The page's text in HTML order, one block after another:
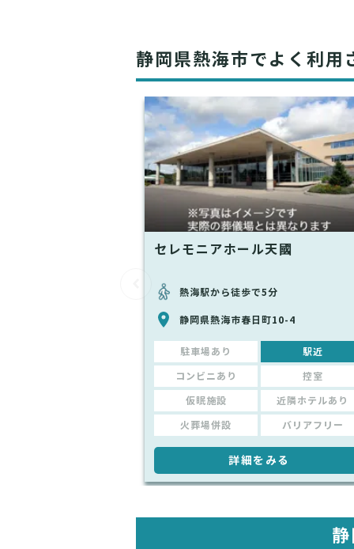
静岡県熱海市でよく利用
セレモニアホール天國
熱海駅から徒歩で5分
静岡県熱海市春日町10-4
駐車場あり 駅近
コンビニあり 控室
仮眠施設 近隣ホテルあり
火葬場併設 バリアフリー
詳細をみる